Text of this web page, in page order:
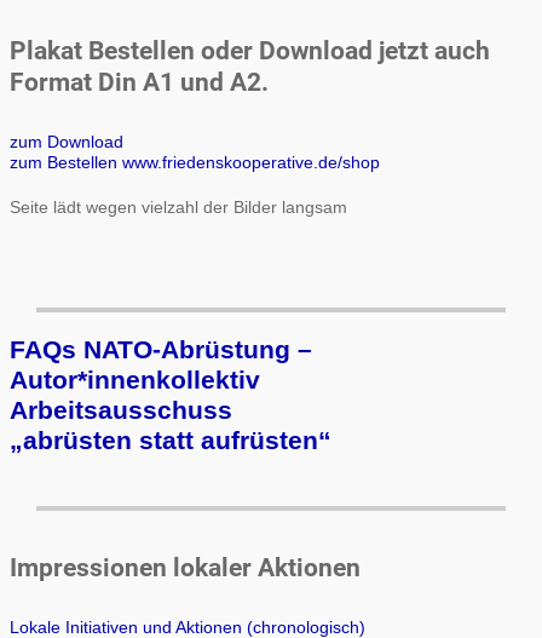
Plakat Bestellen oder Download jetzt auch
Format Din A1 und A2.
zum Download
zum Bestellen www.friedenskooperative.de/shop
Seite lädt wegen vielzahl der Bilder langsam
FAQs NATO-Abrüstung –
Autor*innenkollektiv
Arbeits­aus­schuss
„ab­rüs­ten statt auf­rüs­ten“
Impressionen lokaler Aktionen
Lokale Initiativen und Aktionen (chronologisch)